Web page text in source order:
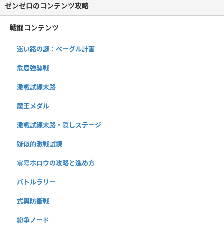
ゼンゼロのコンテンツ攻略
戦闘コンテンツ
迷い路の謎：ベーグル計画
危局強襲戦
激戦試練末路
魔王メダル
激戦試練末路・隠しステージ
疑似的激戦試練
零号ホロウの攻略と進め方
バトルラリー
式輿防衛戦
紛争ノード